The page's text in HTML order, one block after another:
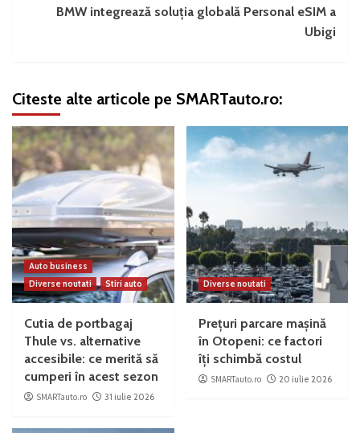
BMW integrează soluţia globală Personal eSIM a
Ubigi
Citeste alte articole pe SMARTauto.ro:
Auto business
Diverse noutati
Stiri auto
Cutia de portbagaj
Thule vs. alternative
accesibile: ce merită să
cumperi în acest sezon
SMARTauto.ro 31 iulie 2026
Diverse noutati
Prețuri parcare mașină
în Otopeni: ce factori
îți schimbă costul
SMARTauto.ro 20 iulie 2026